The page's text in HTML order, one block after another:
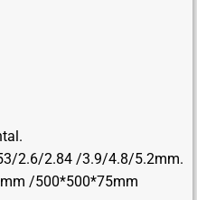
2.6/2.84 /3.9/4.8/5.2mm.
/500*500*75mm